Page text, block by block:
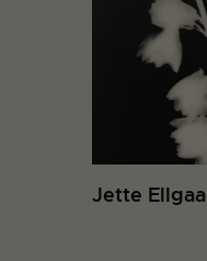
Jette